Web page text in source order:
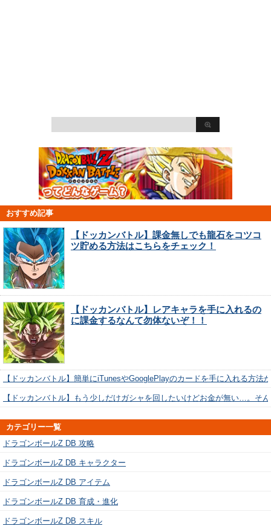
おすすめ記事
【ドッカンバトル】課金無しでも龍石をコツコ
ツ貯める方法はこちらをチェック！
【ドッカンバトル】レアキャラを手に入れるの
に課金するなんて勿体ないぞ！！
【ドッカンバトル】簡単にiTunesやGooglePlayのカードを手に入れる方法
【ドッカンバトル】もう少しだけガシャを回したいけどお金が無い…。そ
カテゴリー一覧
ドラゴンボールZ DB 攻略
ドラゴンボールZ DB キャラクター
ドラゴンボールZ DB アイテム
ドラゴンボールZ DB 育成・進化
ドラゴンボールZ DB スキル